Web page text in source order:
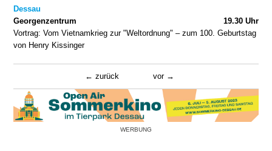
Dessau
19.30 Uhr
Georgenzentrum
Vortrag: Vom Vietnamkrieg zur "Weltordnung" – zum 100. Geburtstag
von Henry Kissinger
zurück vor
WERBUNG